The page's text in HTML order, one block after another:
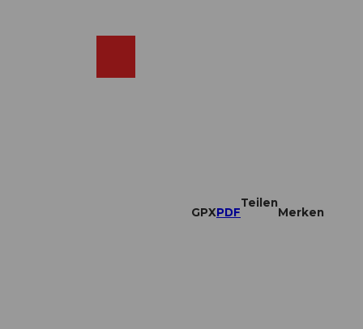
GPXPDF
Teilen
Merken